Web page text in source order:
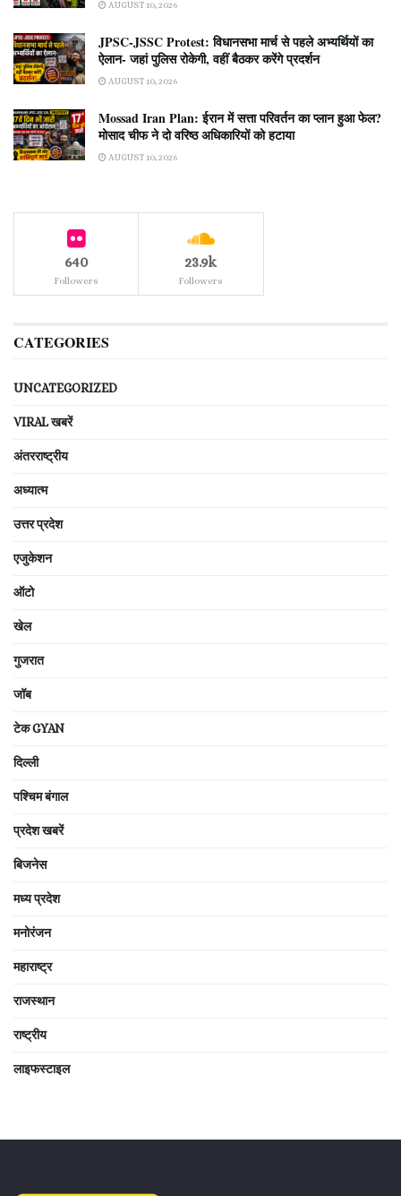
AUGUST 10, 2026
JPSC-JSSC Protest: विधानसभा मार्च से पहले अभ्यर्थियों का
ऐलान- जहां पुलिस रोकेगी, वहीं बैठकर करेंगे प्रदर्शन
AUGUST 10, 2026
Mossad Iran Plan: ईरान में सत्ता परिवर्तन का प्लान हुआ फेल?
मोसाद चीफ ने दो वरिष्ठ अधिकारियों को हटाया
AUGUST 10, 2026
640
Followers
23.9k
Followers
CATEGORIES
UNCATEGORIZED
VIRAL खबरें
अंतरराष्ट्रीय
अध्यात्म
उत्तर प्रदेश
एजुकेशन
ऑटो
खेल
गुजरात
जॉब
टेक GYAN
दिल्ली
पश्चिम बंगाल
प्रदेश खबरें
बिजनेस
मध्य प्रदेश
मनोरंजन
महाराष्ट्र
राजस्थान
राष्ट्रीय
लाइफस्टाइल